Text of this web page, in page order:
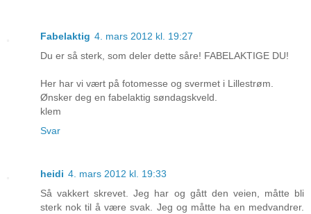
Fabelaktig 4. mars 2012 kl. 19:27
Du er så sterk, som deler dette såre! FABELAKTIGE DU!
Her har vi vært på fotomesse og svermet i Lillestrøm.
Ønsker deg en fabelaktig søndagskveld.
klem
Svar
heidi 4. mars 2012 kl. 19:33
Så vakkert skrevet. Jeg har og gått den veien, måtte bli
sterk nok til å være svak. Jeg og måtte ha en medvandrer.